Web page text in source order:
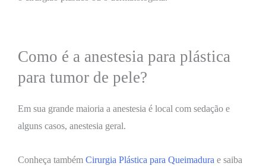
Como é a anestesia para plástica
para tumor de pele?
Em sua grande maioria a anestesia é local com sedação e
alguns casos, anestesia geral.
Conheça também Cirurgia Plástica para Queimadura e saiba